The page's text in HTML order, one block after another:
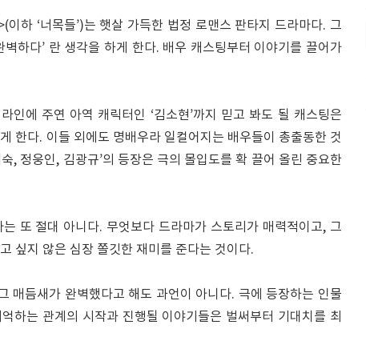
하 ‘너목들’)는 햇살 가득한 법정 로맨스 판타지 드라마다. 그
하다’ 란 생각을 하게 한다. 배우 캐스팅부터 이야기를 끌어가
인에 주연 아역 캐릭터인 ‘김소현’까지 믿고 봐도 될 캐스팅은
한다. 이들 외에도 명배우라 일컬어지는 배우들이 총출동한 것
, 정웅인, 김광규’의 등장은 극의 몰입도를 확 끌어 올린 중요한
또 절대 아니다. 무엇보다 드라마가 스토리가 매력적이고, 그
싶지 않은 심장 쫄깃한 재미를 준다는 것이다.
매듬새가 완벽했다고 해도 과언이 아니다. 극에 등장하는 인물
하는 관계의 시작과 진행될 이야기들은 벌써부터 기대치를 최